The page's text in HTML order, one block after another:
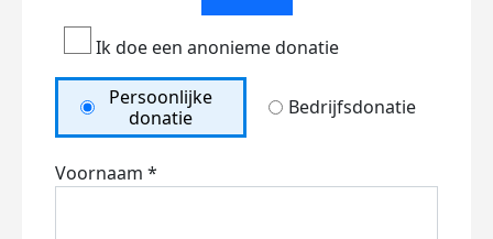
Ik doe een anonieme donatie
Persoonlijke
donatie
Bedrijfsdonatie
Voornaam *